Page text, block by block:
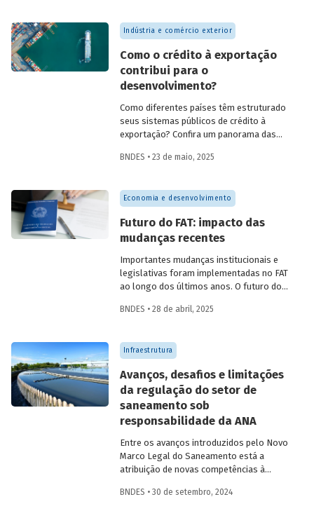
públicos de crédito à exportação, o novo
protagonismo da política industrial, um
método para calcular prêmio de risco em
projetos de infraestrutura e o controle
societário de companhias abertas por
fundos de investimento no Brasil.
Indústria e comércio exterior
Como o crédito à exportação
contribui para o
desenvolvimento?
Como diferentes países têm estruturado
seus sistemas públicos de crédito à
exportação? Confira um panorama das
entenda como esses sistemas
econômico, a inovação e a inserção
competitiva no mercado global.
BNDES • 23 de maio, 2025
Economia e desenvolvimento
Futuro do FAT: impacto das
mudanças recentes
Importantes mudanças institucionais e
legislativas foram implementadas no FAT
ao longo dos últimos anos. O futuro do
– depende do que será feito a partir delas.
do BNDES 60.
BNDES • 28 de abril, 2025
Infraestrutura
Avanços, desafios e limitações
da regulação do setor de
saneamento sob
responsabilidade da ANA
Entre os avanços introduzidos pelo Novo
Marco Legal do Saneamento está a
atribuição de novas competências à
Básico (ANA) para regularização do setor.
BNDES • 30 de setembro, 2024